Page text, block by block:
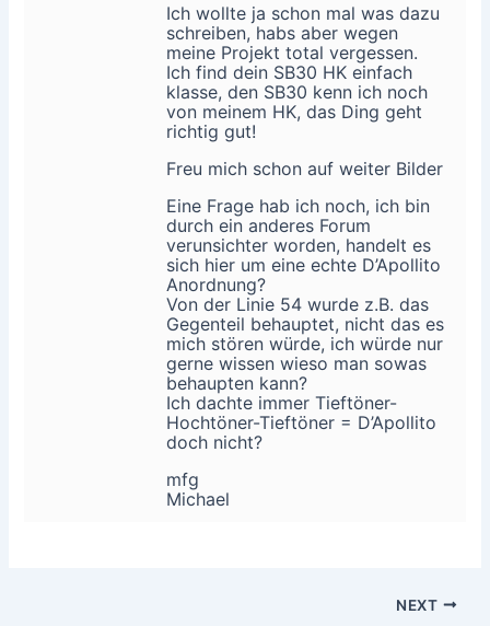
Ich wollte ja schon mal was dazu
schreiben, habs aber wegen
meine Projekt total vergessen.
Ich find dein SB30 HK einfach
klasse, den SB30 kenn ich noch
von meinem HK, das Ding geht
richtig gut!
Freu mich schon auf weiter Bilder
Eine Frage hab ich noch, ich bin
durch ein anderes Forum
verunsichter worden, handelt es
sich hier um eine echte D’Apollito
Anordnung?
Von der Linie 54 wurde z.B. das
Gegenteil behauptet, nicht das es
mich stören würde, ich würde nur
gerne wissen wieso man sowas
behaupten kann?
Ich dachte immer Tieftöner-
Hochtöner-Tieftöner = D’Apollito
doch nicht?
mfg
Michael
NEXT